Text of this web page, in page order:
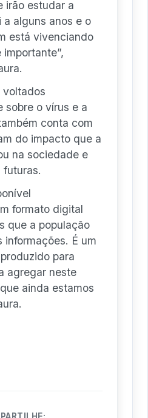
irão estudar a
alguns anos e o
está vivenciando
voltados
sobre o vírus e a
conta com
do impacto que a
na sociedade e
futuras.
formato digital
que a população
informações. É um
para
agregar neste
ainda estamos